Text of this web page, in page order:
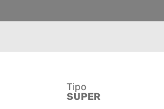
Tipo
SUPER